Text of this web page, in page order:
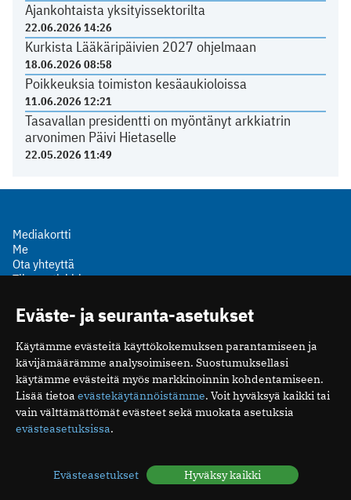
Ajankohtaista yksityissektorilta
22.06.2026 14:26
Kurkista Lääkäripäivien 2027 ohjelmaan
18.06.2026 08:58
Poikkeuksia toimiston kesäaukioloissa
11.06.2026 12:21
Tasavallan presidentti on myöntänyt arkkiatrin
arvonimen Päivi Hietaselle
22.05.2026 11:49
Mediakortti
Me
Ota yhteyttä
Tilaa uutiskirje
Suomen Lääkäriliitto
Mäkelänkatu 2, PL 49
00510 Helsinki
puh. (09) 393 091
ISSN 2323-9476
Eväste- ja seuranta-asetukset
Käytämme evästeitä käyttökokemuksen parantamiseen ja
kävijämäärämme analysoimiseen. Suostumuksellasi
käytämme evästeitä myös markkinoinnin kohdentamiseen.
Lisää tietoa evästekäytännöistämme. Voit hyväksyä kaikki tai
vain välttämättömät evästeet sekä muokata asetuksia
evästeasetuksissa.
Evästeasetukset Hyväksy kaikki